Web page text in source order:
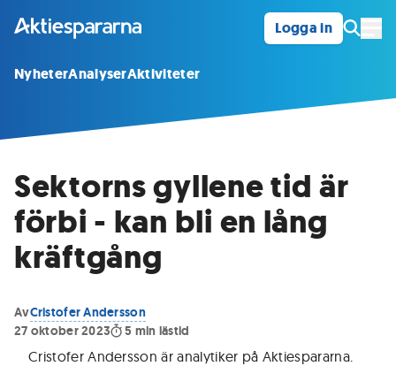
Logga in
NyheterAnalyserAktiviteter
Sektorns gyllene tid är
förbi - kan bli en lång
kräftgång
AvCristofer Andersson
27 oktober 2023
5 min lästid
Cristofer Andersson är analytiker på Aktiespararna.